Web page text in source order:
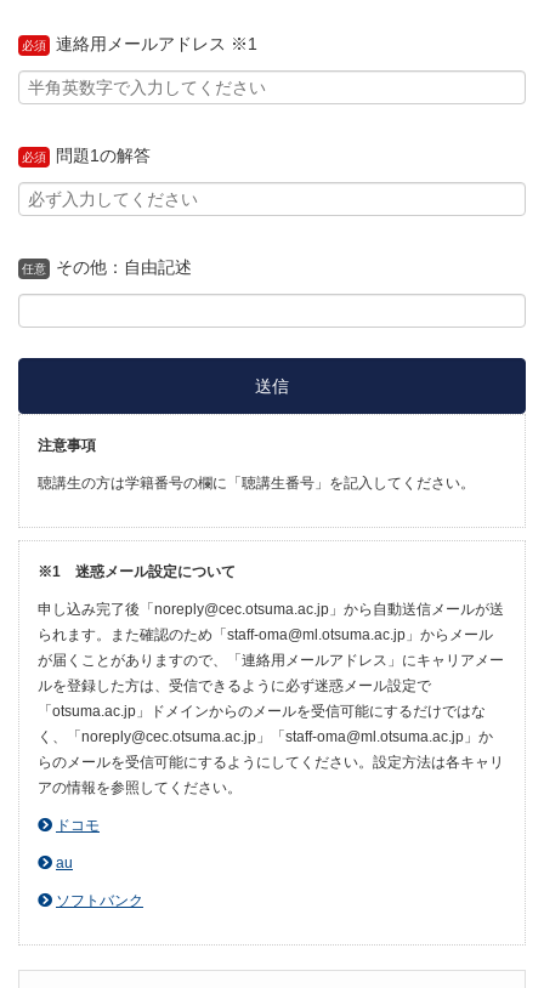
必須 連絡用メールアドレス ※1
必須 問題1の解答
任意 その他：自由記述
注意事項
聴講生の方は学籍番号の欄に「聴講生番号」を記入してください。
※1 迷惑メール設定について
申し込み完了後「noreply@cec.otsuma.ac.jp」から自動送信メールが送
られます。また確認のため「staff-oma@ml.otsuma.ac.jp」からメール
が届くことがありますので、「連絡用メールアドレス」にキャリアメー
ルを登録した方は、受信できるように必ず迷惑メール設定で
「otsuma.ac.jp」ドメインからのメールを受信可能にするだけではな
く、「noreply@cec.otsuma.ac.jp」「staff-oma@ml.otsuma.ac.jp」か
らのメールを受信可能にするようにしてください。設定方法は各キャリ
アの情報を参照してください。
ドコモ
au
ソフトバンク